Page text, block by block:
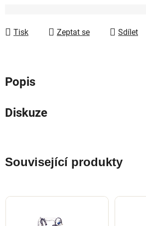
Tisk Zeptat se Sdílet
Popis
Diskuze
Související produkty